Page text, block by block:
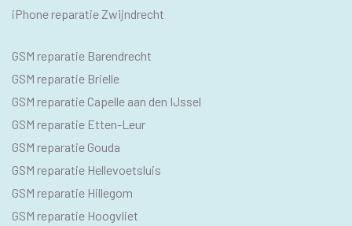
iPhone reparatie Zwijndrecht
SEO
GSM
GSM reparatie Barendrecht
GSM reparatie Brielle
GSM reparatie Capelle aan den IJssel
GSM reparatie Etten-Leur
GSM reparatie Gouda
GSM reparatie Hellevoetsluis
GSM reparatie Hillegom
GSM reparatie Hoogvliet